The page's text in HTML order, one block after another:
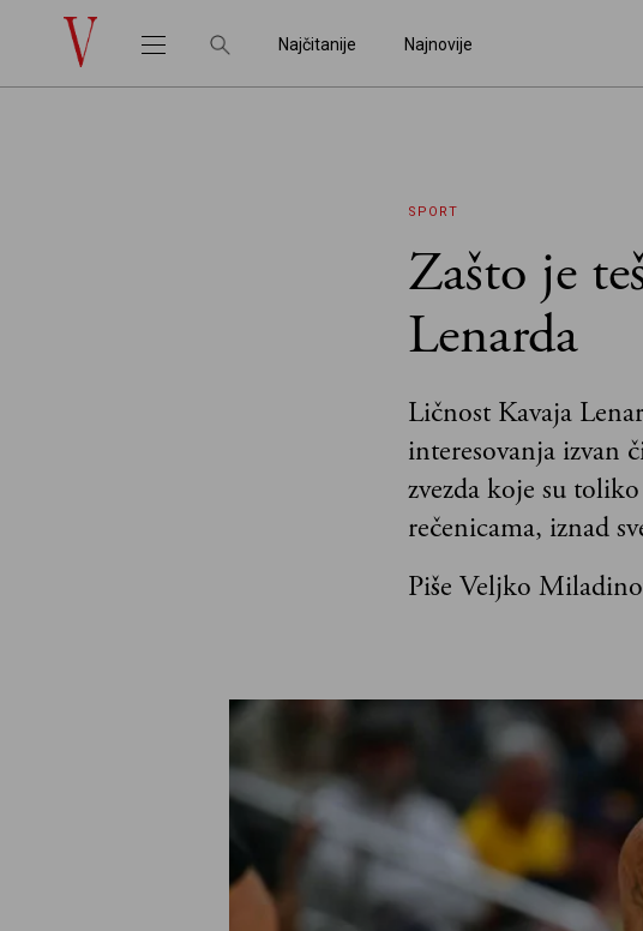
Najčitanije Najnovije
SPORT
Zašto je
Lenarda
Ličnost Kavaja
interesovanja izvan
zvezda koje su
rečenicama, iznad
Piše Veljko